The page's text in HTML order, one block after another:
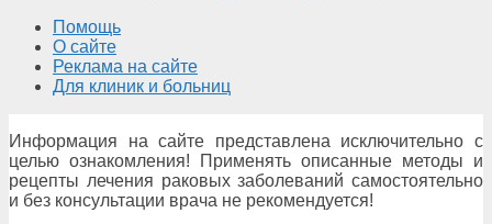
Помощь
О сайте
Реклама на сайте
Для клиник и больниц
Информация на сайте представлена исключительно с
целью ознакомления! Применять описанные методы и
рецепты лечения раковых заболеваний самостоятельно
и без консультации врача не рекомендуется!